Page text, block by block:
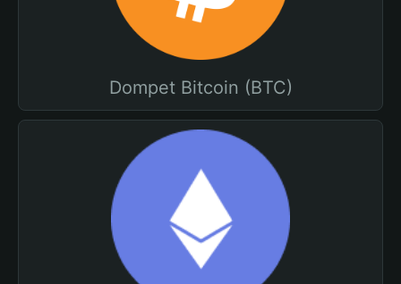
Dompet Bitcoin (BTC)